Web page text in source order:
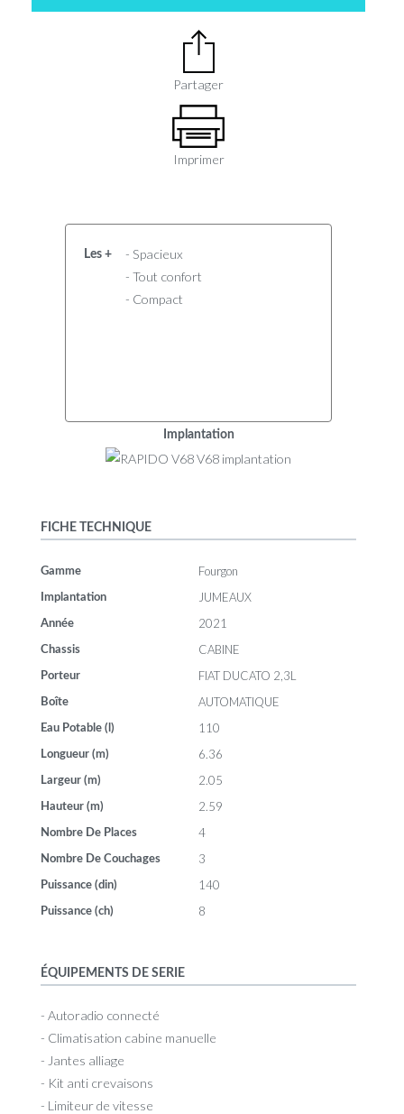
Partager
Imprimer
Les +
- Spacieux
- Tout confort
- Compact
Implantation
FICHE TECHNIQUE
Gamme Fourgon
Implantation JUMEAUX
Année 2021
Chassis CABINE
Porteur FIAT DUCATO 2,3L
Boîte AUTOMATIQUE
Eau Potable (l) 110
Longueur (m) 6.36
Largeur (m) 2.05
Hauteur (m) 2.59
Nombre De Places 4
Nombre De Couchages 3
Puissance (din) 140
Puissance (ch) 8
ÉQUIPEMENTS DE SERIE
- Autoradio connecté
- Climatisation cabine manuelle
- Jantes alliage
- Kit anti crevaisons
- Limiteur de vitesse